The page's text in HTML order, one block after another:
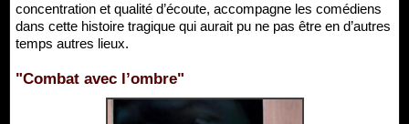
concentration et qualité d’écoute, accompagne les comédiens
dans cette histoire tragique qui aurait pu ne pas être en d’autres
temps autres lieux.
"Combat avec l’ombre"